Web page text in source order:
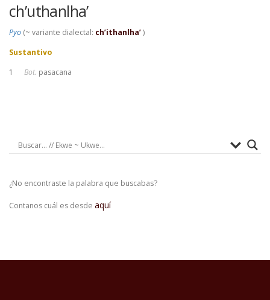
ch’uthanlha’
Pyo (~ variante dialectal: ch’ithanlha’)
Sustantivo
1 Bot. pasacana
¿No encontraste la palabra que buscabas?
Contanos cuál es desde aquí